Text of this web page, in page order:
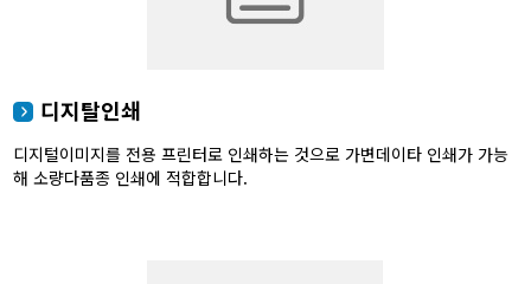
디지탈인쇄
디지털이미지를 전용 프린터로 인쇄하는 것으로 가변데이타 인쇄가 가능
해 소량다품종 인쇄에 적합합니다.